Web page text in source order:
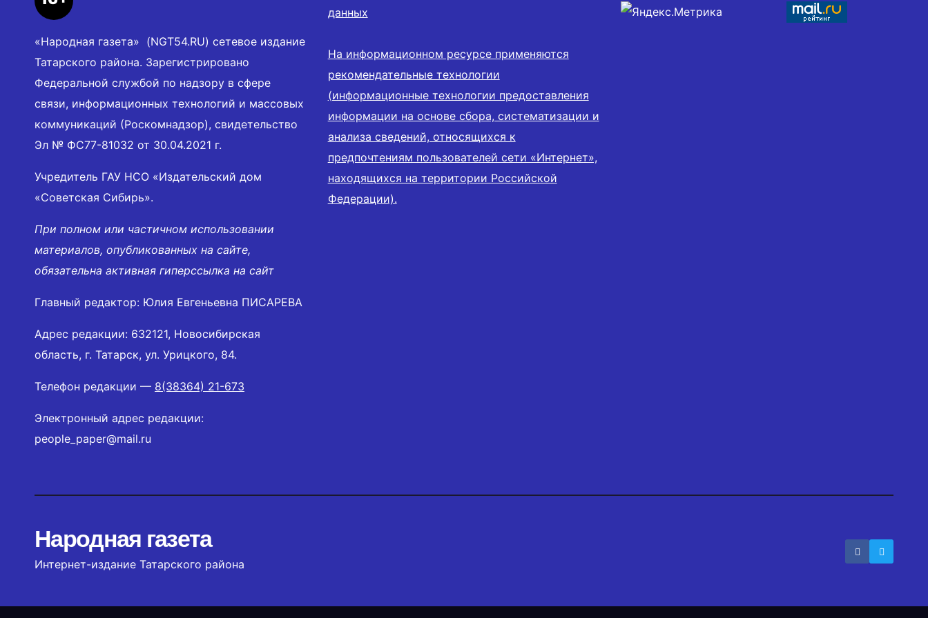
«Народная газета» (NGT54.RU) сетевое издание
Татарского района. Зарегистрировано
Федеральной службой по надзору в сфере
связи, информационных технологий и массовых
коммуникаций (Роскомнадзор), свидетельство
Эл № ФС77-81032 от 30.04.2021 г.
Учредитель ГАУ НСО «Издательский дом
«Советская Сибирь».
При полном или частичном использовании
материалов, опубликованных на сайте,
обязательна активная гиперссылка на сайт
Главный редактор: Юлия Евгеньевна ПИСАРЕВА
Адрес редакции: 632121, Новосибирская
область, г. Татарск, ул. Урицкого, 84.
Телефон редакции — 8(38364) 21-673
Электронный адрес редакции:
people_paper@mail.ru
данных
На информационном ресурсе применяются
рекомендательные технологии
(информационные технологии предоставления
информации на основе сбора, систематизации и
анализа сведений, относящихся к
предпочтениям пользователей сети «Интернет»,
находящихся на территории Российской
Федерации).
Народная газета
Интернет-издание Татарского района